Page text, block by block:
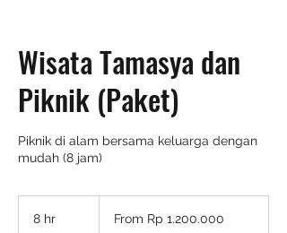
Wisata Tamasya dan
Piknik (Paket)
Piknik di alam bersama keluarga dengan
mudah (8 jam)
8 hr
Rupiah
From Rp 1.200.000